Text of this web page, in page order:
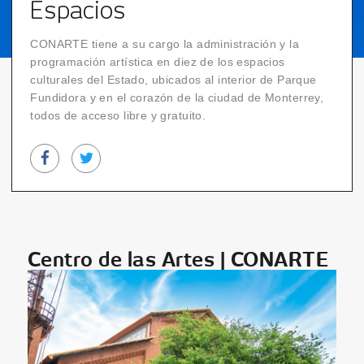
1 2 3 4 5 6
Espacios
CONARTE tiene a su cargo la administración y la
programación artística en diez de los espacios
culturales del Estado, ubicados al interior de Parque
Fundidora y en el corazón de la ciudad de Monterrey,
todos de acceso libre y gratuito.
Centro de las Artes | CONARTE